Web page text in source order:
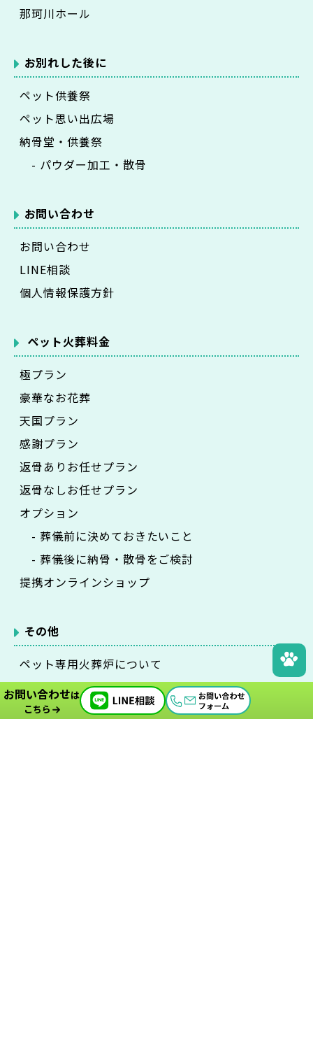
那珂川ホール
お別れした後に
ペット供養祭
ペット思い出広場
納骨堂・供養祭
- パウダー加工・散骨
お問い合わせ
お問い合わせ
LINE相談
個人情報保護方針
ペット火葬料金
極プラン
豪華なお花葬
天国プラン
感謝プラン
返骨ありお任せプラン
返骨なしお任せプラン
オプション
- 葬儀前に決めておきたいこと
- 葬儀後に納骨・散骨をご検討
提携オンラインショップ
その他
ペット専用火葬炉について
夜間火葬
動物病院検索
お問い合わせは
こちら